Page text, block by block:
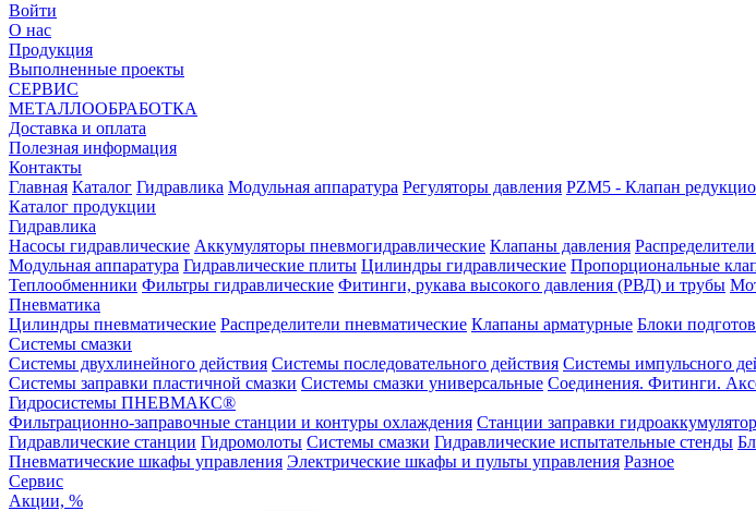
Войти
О нас
Продукция
Выполненные проекты
СЕРВИС
МЕТАЛЛООБРАБОТКА
Доставка и оплата
Полезная информация
Контакты
Главная Каталог Гидравлика Модульная аппаратура Регуляторы давления PZM5 - Клапан
Каталог продукции
Гидравлика
Насосы гидравлические Аккумуляторы пневмогидравлические Клапаны давления
Модульная аппаратура Гидравлические плиты Цилиндры гидравлические Пропорциональные
Теплообменники Фильтры гидравлические Фитинги, рукава высокого давления (РВД) и трубы
Пневматика
Цилиндры пневматические Распределители пневматические Клапаны арматурные Блоки
Системы смазки
Системы двухлинейного действия Системы последовательного действия Системы импульсного
Системы заправки пластичной смазки Системы смазки универсальные Соединения. Фитинги.
Гидросистемы ПНЕВМАКС®
Фильтрационно-заправочные станции и контуры охлаждения Станции заправки
Гидравлические станции Гидромолоты Системы смазки Гидравлические испытательные стенды
Пневматические шкафы управления Электрические шкафы и пульты управления Разное
Сервис
Акции, %